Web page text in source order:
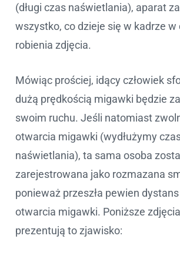
(długi czas naświetlania), aparat
wszystko, co dzieje się w kadrze w
robienia zdjęcia.
Mówiąc prościej, idący człowiek
dużą prędkością migawki będzie
swoim ruchu. Jeśli natomiast
otwarcia migawki (wydłużymy
naświetlania), ta sama osoba
zarejestrowana jako rozmazana
ponieważ przeszła pewien
otwarcia migawki. Poniższe
prezentują to zjawisko: